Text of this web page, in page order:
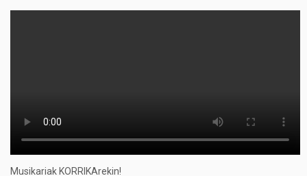
Musikariak KORRIKArekin!